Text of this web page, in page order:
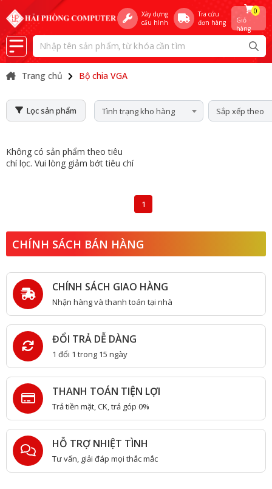
Xây dựng
cấu hình
Tra cứu
đơn hàng
Giỏ
hàng
0
Trang chủ Bộ chia VGA
Lọc sản phẩm Tình trạng kho hàng Sắp xếp theo
Không có sản phẩm theo tiêu
chí lọc. Vui lòng giảm bớt tiêu chí
1
CHÍNH SÁCH BÁN HÀNG
CHÍNH SÁCH GIAO HÀNG
Nhận hàng và thanh toán tại nhà
ĐỔI TRẢ DỄ DÀNG
1 đổi 1 trong 15 ngày
THANH TOÁN TIỆN LỢI
Trả tiền mặt, CK, trả góp 0%
HỖ TRỢ NHIỆT TÌNH
Tư vấn, giải đáp mọi thắc mắc